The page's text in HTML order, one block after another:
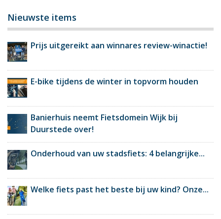
Nieuwste items
Prijs uitgereikt aan winnares review-winactie!
E-bike tijdens de winter in topvorm houden
Banierhuis neemt Fietsdomein Wijk bij
Duurstede over!
Onderhoud van uw stadsfiets: 4 belangrijke...
Welke fiets past het beste bij uw kind? Onze...